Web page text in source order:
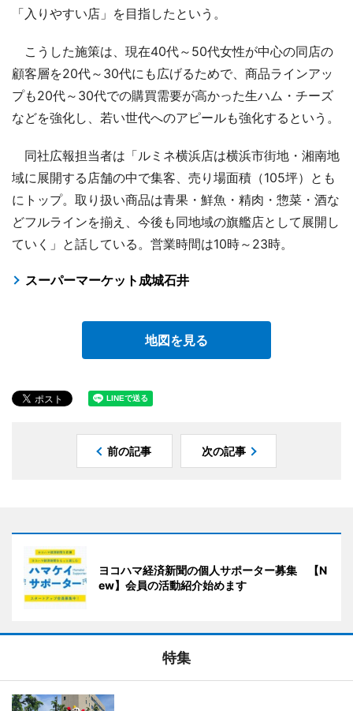
「入りやすい店」を目指したという。
こうした施策は、現在40代～50代女性が中心の同店の
顧客層を20代～30代にも広げるためで、商品ラインアッ
プも20代～30代での購買需要が高かった生ハム・チーズ
などを強化し、若い世代へのアピールも強化するという。
同社広報担当者は「ルミネ横浜店は横浜市街地・湘南地
域に展開する店舗の中で集客、売り場面積（105坪）とも
にトップ。取り扱い商品は青果・鮮魚・精肉・惣菜・酒な
どフルラインを揃え、今後も同地域の旗艦店として展開し
ていく」と話している。営業時間は10時～23時。
スーパーマーケット成城石井
地図を見る
前の記事 次の記事
ヨコハマ経済新聞の個人サポーター募集 【N
ew】会員の活動紹介始めます
特集